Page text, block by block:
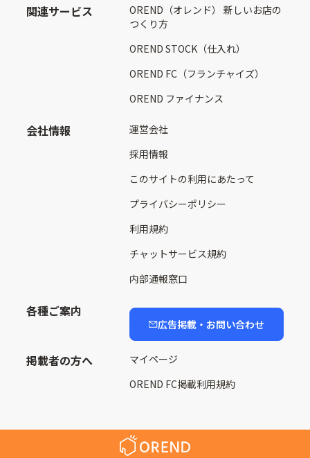
関連サービス
OREND（オレンド） 新しいお店の
つくり方
OREND STOCK（仕入れ）
OREND FC（フランチャイズ）
OREND ファイナンス
会社情報
運営会社
採用情報
このサイトの利用にあたって
プライバシーポリシー
利用規約
チャットサービス規約
内部通報窓口
各種ご案内
広告掲載・お問い合わせ
掲載者の方へ
マイページ
OREND FC掲載利用規約